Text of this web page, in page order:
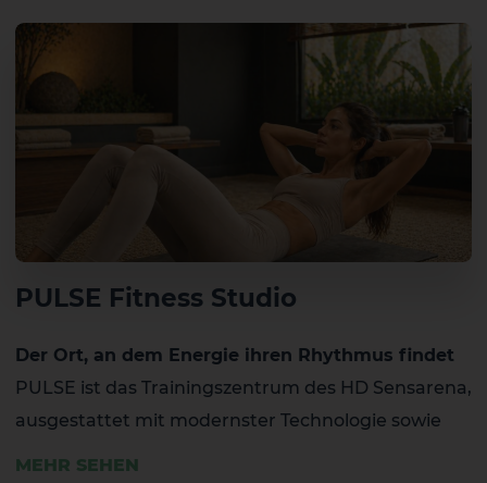
El Hierro La Gomera
PULSE Fitness Studio
Der Ort, an dem Energie ihren Rhythmus findet
PULSE ist das Trainingszentrum des HD Sensarena,
ausgestattet mit modernster Technologie sowie
MEHR SEHEN